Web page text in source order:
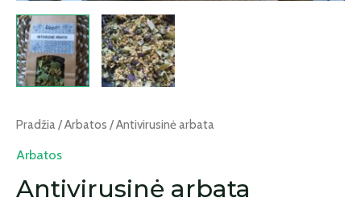
Pradžia/Arbatos / Antivirusinė arbata
Arbatos
Antivirusinė arbata